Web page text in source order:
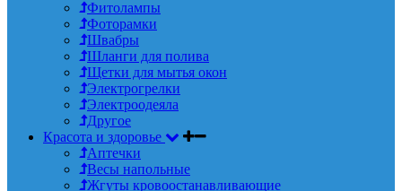
Фитолампы
Фоторамки
Швабры
Шланги для полива
Щетки для мытья окон
Электрогрелки
Электроодеяла
Другое
Красота и здоровье
Аптечки
Весы напольные
Жгуты кровоостанавливающие